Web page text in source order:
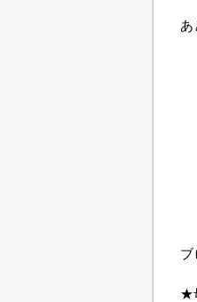
あ
ブ
★